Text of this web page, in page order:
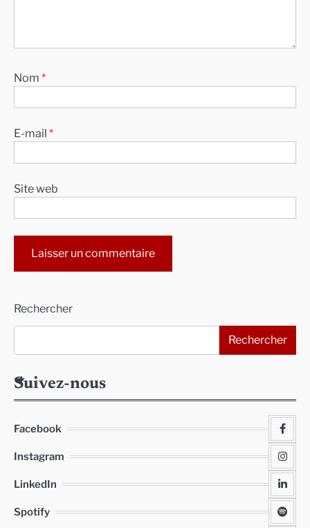
Nom *
E-mail *
Site web
Rechercher
Rechercher
Suivez-nous
Facebook
Instagram
LinkedIn
Spotify